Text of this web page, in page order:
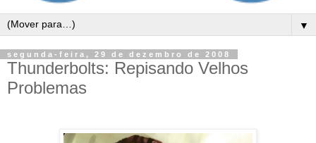
▼
segunda-feira, 29 de dezembro de 2008
Thunderbolts: Repisando Velhos
Problemas